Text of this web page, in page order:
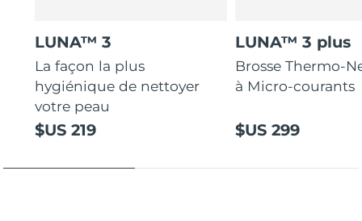
LUNA™ 3
La façon la plus
hygiénique de nettoyer
votre peau
$US 219
LUNA™ 3 plus
Brosse Thermo-
à Micro-courants
$US 299